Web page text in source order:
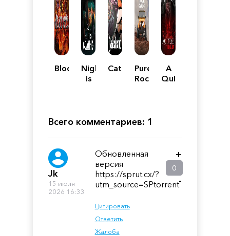
Bloodshed
Night
is
Cataclismo
Pure
Rock
A
Quiet
Всего комментариев: 1
Jk
15 июля
2026 16:33
Обновленная
версия
https://sprut.cx/?
utm_source=SPtorrent
Цитировать
Ответить
Жалоба
+
0
-